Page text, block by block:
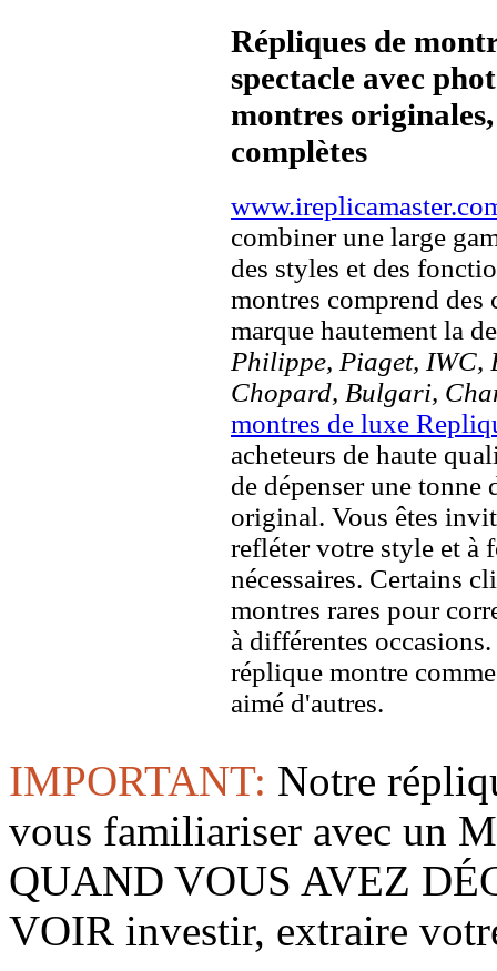
Répliques de
spectacle avec
montres
complètes
combiner une large
des styles et des
montres comprend des
marque hautement la
Philippe, Piaget, IWC,
Chopard, Bulgari,
montres de luxe
acheteurs de haute
de dépenser une
original. Vous êtes
refléter votre style et à
nécessaires. Certains
montres rares pour
à différentes
réplique montre
aimé d'autres.
IMPORTANT: Notre
vous familiariser avec un
QUAND VOUS AVEZ
VOIR investir, extraire